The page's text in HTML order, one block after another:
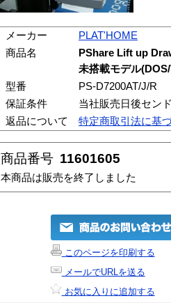
メーカー
PLAT'HOME
商品名
PShare Lift up
未搭載モデル
型番
PS-D7200AT/J/R
保証条件
当社販売日後セン
返品について
特定商取引法に基
商品番号 11601605
本商品は販売を終了しました
このページを印刷する
メールでURLを送る
お気に入りに追加する